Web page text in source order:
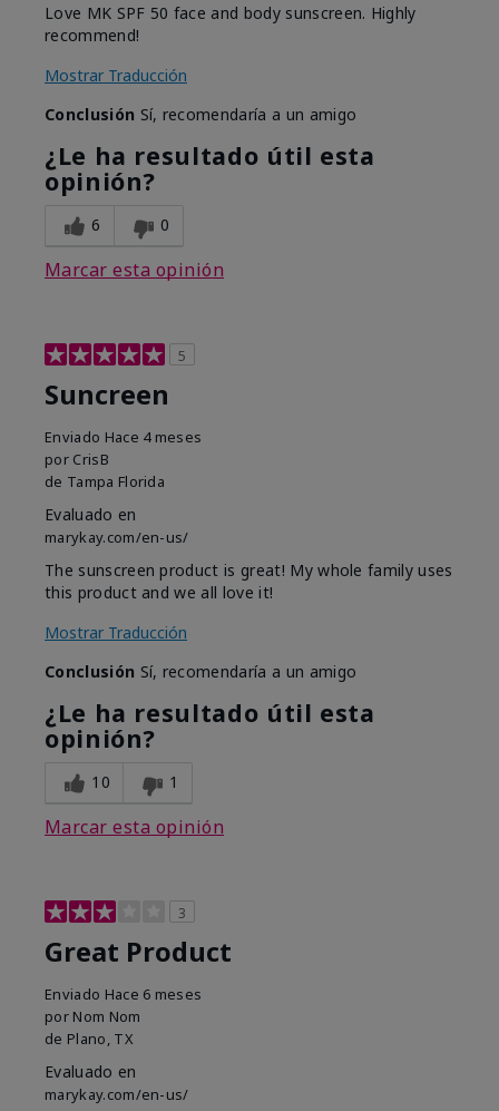
Love MK SPF 50 face and body sunscreen. Highly
recommend!
Mostrar Traducción
Conclusión Sí, recomendaría a un amigo
¿Le ha resultado útil esta
opinión?
6 0
Marcar esta opinión
5
Suncreen
Enviado Hace 4 meses
por CrisB
de Tampa Florida
Evaluado en
marykay.com/en-us/
The sunscreen product is great! My whole family uses
this product and we all love it!
Mostrar Traducción
Conclusión Sí, recomendaría a un amigo
¿Le ha resultado útil esta
opinión?
10 1
Marcar esta opinión
3
Great Product
Enviado Hace 6 meses
por Nom Nom
de Plano, TX
Evaluado en
marykay.com/en-us/